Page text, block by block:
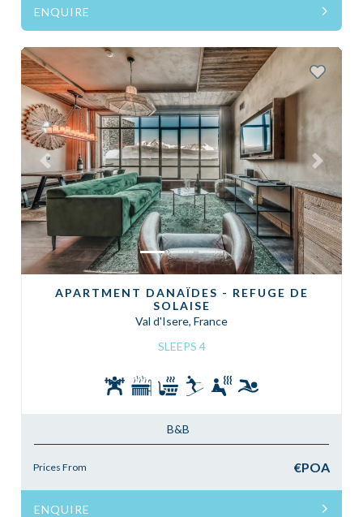
ENQUIRE
Previous Next
APARTMENT DANAÏDES - REFUGE DE
SOLAISE
Val d'Isere, France
SLEEPS 4
B&B
Prices From €POA
ENQUIRE